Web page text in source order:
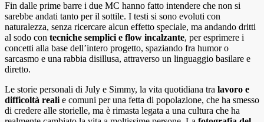
Fin dalle prime barre i due MC hanno fatto intendere che non si
sarebbe andati tanto per il sottile. I testi si sono evoluti con
naturalezza, senza ricercare alcun effetto speciale, ma andando dritti
al sodo con tecniche semplici e flow incalzante, per esprimere i
concetti alla base dell’intero progetto, spaziando fra humor o
sarcasmo e una rabbia disillusa, attraverso un linguaggio basilare e
diretto.
Le storie personali di July e Simmy, la vita quotidiana tra lavoro e
difficoltà realie comuni per una fetta di popolazione, che ha smesso
di credere alle storielle, ma è rimasta legata a una cultura che ha